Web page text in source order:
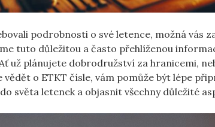
podrobnosti o‌ své letence, možná vás⁢
⁣tuto důležitou a často přehlíženou
už plánujete ‌dobrodružství za ‌hranicemi,
o ETKT čísle, vám pomůže být ⁤lépe
světa letenek a objasnit všechny⁤ důležité